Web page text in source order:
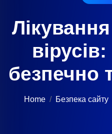
безпечно
Home Безпека сайту